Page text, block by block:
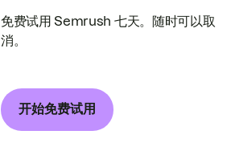
免费试用 Semrush 七天。随时可以取
消。
开始免费试用